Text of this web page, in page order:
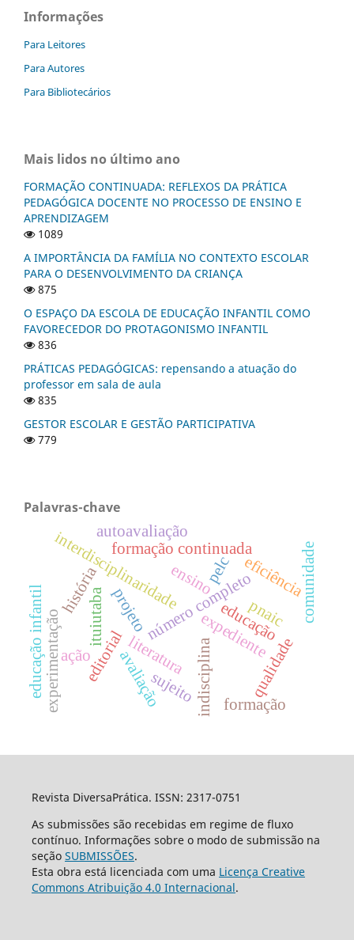
Informações
Para Leitores
Para Autores
Para Bibliotecários
Mais lidos no último ano
FORMAÇÃO CONTINUADA: REFLEXOS DA PRÁTICA
PEDAGÓGICA DOCENTE NO PROCESSO DE ENSINO E
APRENDIZAGEM
1089
A IMPORTÂNCIA DA FAMÍLIA NO CONTEXTO ESCOLAR
PARA O DESENVOLVIMENTO DA CRIANÇA
875
O ESPAÇO DA ESCOLA DE EDUCAÇÃO INFANTIL COMO
FAVORECEDOR DO PROTAGONISMO INFANTIL
836
PRÁTICAS PEDAGÓGICAS: repensando a atuação do
professor em sala de aula
835
GESTOR ESCOLAR E GESTÃO PARTICIPATIVA
779
Palavras-chave
número completo
editorial expediente
ensino
interdisciplinaridade
história
literatura
projeto
pelc
ituiutaba educação
indisciplina
formação continuada
pnaic
experimentação avaliação qualidade
eficiênciacomunidade
sujeito formação
educação infantil
autoavaliação
ação
Revista DiversaPrática. ISSN: 2317-0751
As submissões são recebidas em regime de fluxo
contínuo. Informações sobre o modo de submissão na
seção SUBMISSÕES.
Esta obra está licenciada com uma Licença Creative
Commons Atribuição 4.0 Internacional.